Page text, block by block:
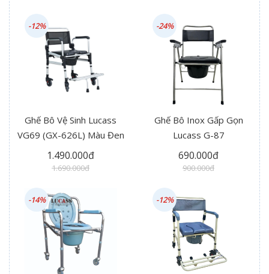
Ghế Bô Vệ Sinh Lucass
VG69 (GX-626L) Màu Đen
1.490.000đ
1.690.000đ
-12%
Ghế Bô Inox Gấp Gọn
Lucass G-87
690.000đ
900.000đ
-24%
-14% -12%